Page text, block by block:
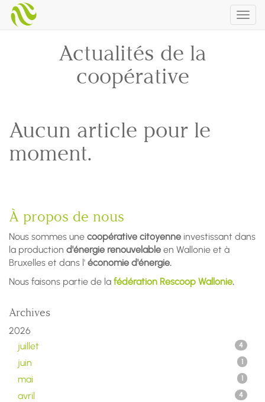
Actualités de la
coopérative
Aucun article pour le
moment.
À propos de nous
Nous sommes une coopérative citoyenne investissant dans
la production d'énergie renouvelable en Wallonie et à
Bruxelles et dans l' économie d'énergie.
Nous faisons partie de la fédération Rescoop Wallonie.
Archives
2026
juillet
4
juin 1
mai 1
avril 4